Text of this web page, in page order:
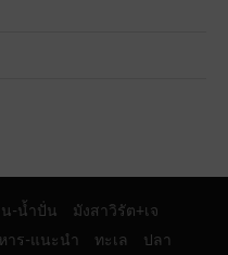
น-น้ำปั่น
มังสาวิรัต+เจ
าร-แนะนำ ทะเล
ปลา